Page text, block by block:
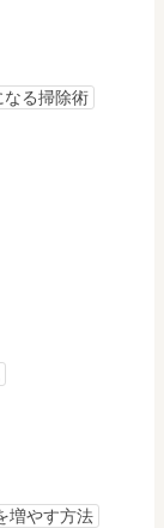
なる掃除術
増やす方法